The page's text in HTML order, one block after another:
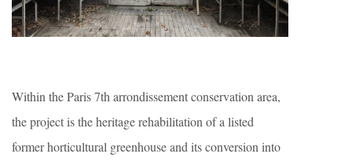
Within the Paris 7th arrondissement conservation area,
the project is the heritage rehabilitation of a listed
former horticultural greenhouse and its conversion into